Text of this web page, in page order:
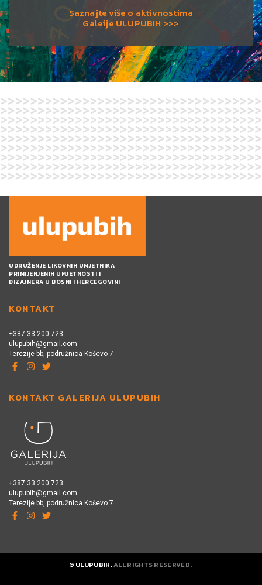
Saznajte više o aktivnostima
Galeije ULUPUBIH >>>
UDRUŽENJE LIKOVNIH UMJETNIKA
PRIMIJENJENIH UMJETNOSTI I
DIZAJNERA U BOSNI I HERCEGOVINI
KONTAKT
+387 33 200 723
ulupubih@gmail.com
Terezije bb, podružnica Koševo 7
KONTAKT GALERIJA ULUPUBIH
+387 33 200 723
ulupubih@gmail.com
Terezije bb, podružnica Koševo 7
© ULUPUBIH.ALL RIGHTS RESERVED.